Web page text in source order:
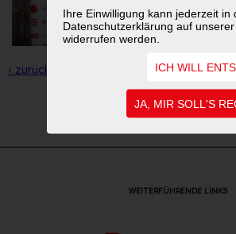
Ihre Einwilligung kann jederzeit in
Datenschutzerklärung auf
widerrufen werden.
ICH WILL
JA, MIR SOLL'S
‹ zurück zur Übersicht
2 3 4 5
WEITERFÜHRENDE LINKS